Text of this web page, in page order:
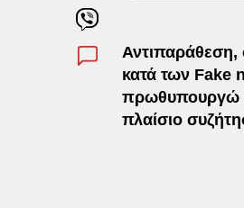
Αντιπαράθεση,
κατά των Fake
πρωθυπουργώ
πλαίσιο